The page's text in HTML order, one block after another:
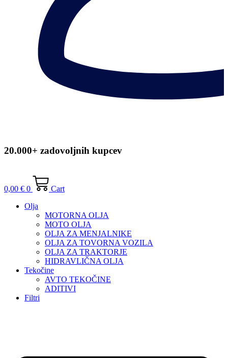
20.000+ zadovoljnih kupcev
0,00 € 0
Cart
Olja
MOTORNA OLJA
MOTO OLJA
OLJA ZA MENJALNIKE
OLJA ZA TOVORNA VOZILA
OLJA ZA TRAKTORJE
HIDRAVLIČNA OLJA
Tekočine
AVTO TEKOČINE
ADITIVI
Filtri